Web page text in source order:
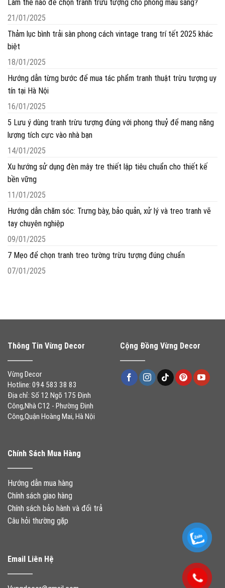
Làm thế nào để chọn tranh trừu tượng cho phòng màu sáng?
21/01/2025
Thảm lục bình trải sàn phong cách vintage trang trí tết 2025 khác
biệt
18/01/2025
Hướng dẫn từng bước để mua tác phẩm tranh thuật trừu tượng uy
tín tại Hà Nội
16/01/2025
5 Lưu ý dùng tranh trừu tượng đúng với phong thuỷ để mang năng
lượng tích cực vào nhà bạn
14/01/2025
Xu hướng sử dụng đèn mây tre thiết lập tiêu chuẩn cho thiết kế
bền vững
11/01/2025
Hướng dẫn chăm sóc: Trưng bày, bảo quản, xử lý và treo tranh vẽ
tay chuyên nghiệp
09/01/2025
7 Mẹo để chọn tranh treo tường trừu tượng đúng chuẩn
07/01/2025
Thông Tin Vừng Decor
Vừng Decor
Hotline: 094 583 38 83
Địa chỉ: Số 12 Ngõ 175 Định
Công,Nhà C12 - Phường Định
Công,Quận Hoàng Mai, Hà Nội
Cộng Đồng Vừng Decor
Chính Sách Mua Hàng
Hướng dẫn mua hàng
Chính sách giao hàng
Chính sách bảo hành và đổi trả
Câu hỏi thường gặp
Email Liên Hệ